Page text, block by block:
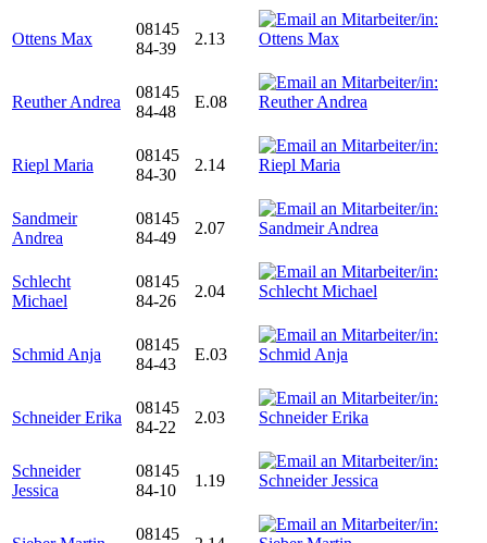
Ottens Max
08145
84-39
2.13
Reuther Andrea
08145
84-48
E.08
Riepl Maria
08145
84-30
2.14
Sandmeir
Andrea
08145
84-49
2.07
Schlecht
Michael
08145
84-26
2.04
Schmid Anja
08145
84-43
E.03
Schneider Erika
08145
84-22
2.03
Schneider
Jessica
08145
84-10
1.19
08145